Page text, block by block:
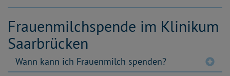
Frauenmilchspende im Klinikum
Saarbrücken
Wann kann ich Frauenmilch spenden?